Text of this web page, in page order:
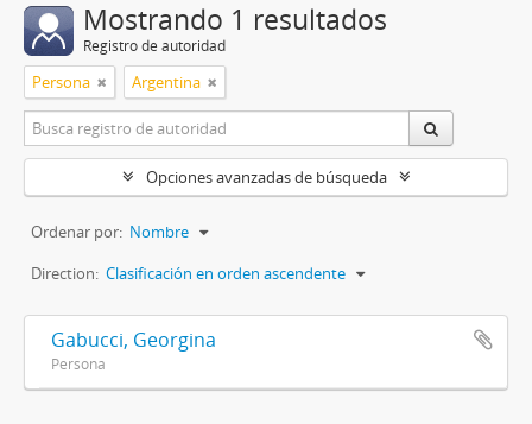
Mostrando 1 resultados
Registro de autoridad
Persona Argentina
Opciones avanzadas de búsqueda
Ordenar por: Nombre
Direction: Clasificación en orden ascendente
Gabucci, Georgina
Persona